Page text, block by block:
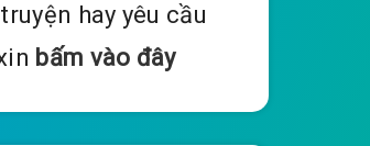
hay yêu cầu
bấm vào đây